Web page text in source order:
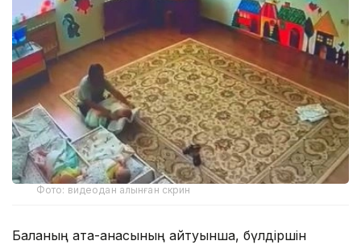
Фото: видеодан алынған скрин
Баланың ата-анасының айтуынша, бүлдіршін